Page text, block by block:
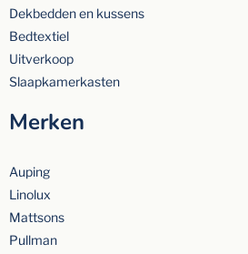
Dekbedden en kussens
Bedtextiel
Uitverkoop
Slaapkamerkasten
Merken
Auping
Linolux
Mattsons
Pullman